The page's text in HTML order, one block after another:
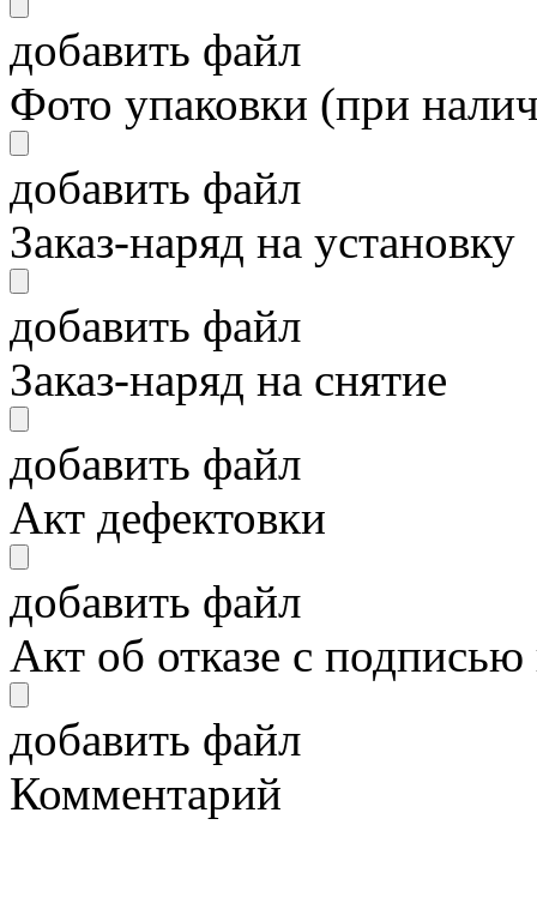
добавить файл
Фото упаковки (при
добавить файл
Заказ-наряд на установку
добавить файл
Заказ-наряд на снятие
добавить файл
Акт дефектовки
добавить файл
Акт об отказе с
добавить файл
Комментарий